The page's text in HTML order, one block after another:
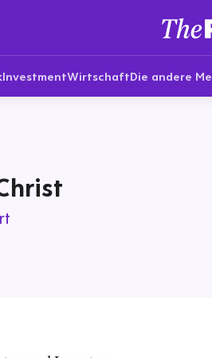
InvestmentWirtschaftDie andere